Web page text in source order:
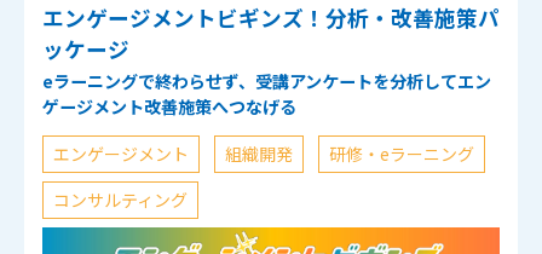
エンゲージメントビギンズ！分析・改善施策パ
ッケージ
eラーニングで終わらせず、受講アンケートを分析してエン
ゲージメント改善施策へつなげる
エンゲージメント
組織開発
研修・eラーニング
コンサルティング